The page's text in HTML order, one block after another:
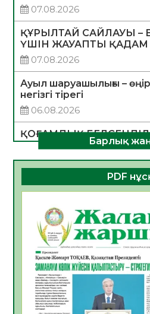
07.08.2026
ҚҰРЫЛТАЙ САЙЛАУЫ –
ҮШІН ЖАУАПТЫ ҚАДАМ
07.08.2026
Ауыл шаруашылығы –
негізгі тірегі
06.08.2026
ҚОҒАМДЫҚ
ДАМУЫНЫҢ НЕГІЗІ
06.08.2026
ҚҰРЫЛТАЙ САЙЛАУЫ –
БАСТАР ЖАУАПТЫ
06.08.2026
Инфекциялық
жұмыстарының
06.08.2026
Көкжөтел ауруы туралы
06.08.2026
Барлық
PDF